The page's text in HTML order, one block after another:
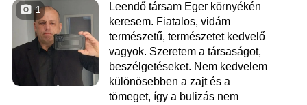
1
Leendő társam Eger környékén
keresem. Fiatalos, vidám
természetű, természetet kedvelő
vagyok. Szeretem a társaságot,
beszélgetéseket. Nem kedvelem
különösebben a zajt és a
tömeget, így a bulizás nem